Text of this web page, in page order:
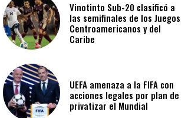
Vinotinto Sub-20 clasificó a
las semifinales de los Juegos
Centroamericanos y del
Caribe
UEFA amenaza a la FIFA con
acciones legales por plan de
privatizar el Mundial